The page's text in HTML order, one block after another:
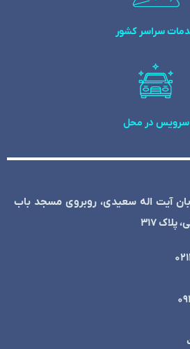
سراسر کشور
سرویس در محل
آیت اله سعیدی، روبروی مسجد باب
317